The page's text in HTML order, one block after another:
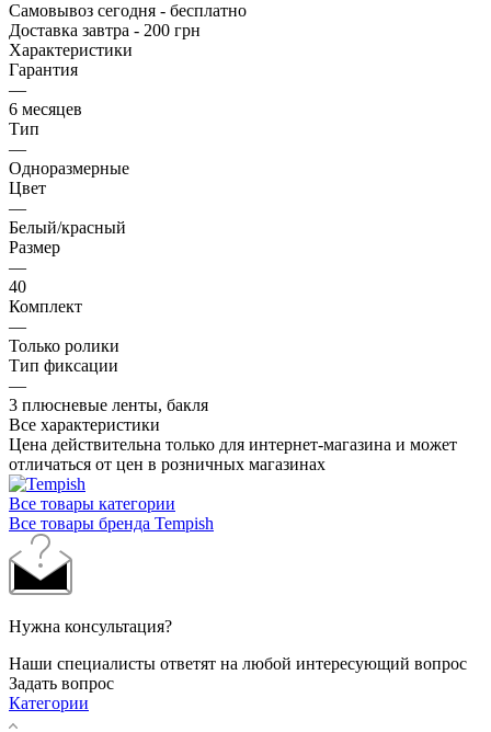
Самовывоз сегодня - бесплатно
Доставка завтра - 200 грн
Характеристики
Гарантия
—
6 месяцев
Тип
—
Одноразмерные
Цвет
—
Белый/красный
Размер
—
40
Комплект
—
Только ролики
Тип фиксации
—
3 плюсневые ленты, бакля
Все характеристики
Цена действительна только для интернет-магазина и может
отличаться от цен в розничных магазинах
Все товары категории
Все товары бренда Tempish
Нужна консультация?
Наши специалисты ответят на любой интересующий вопрос
Задать вопрос
Категории